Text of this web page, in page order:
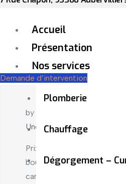
Accueil
Présentation
Nos services
Plomberie
Chauffage
Dégorgement –
Demande d’intervention
by admin
Uncategorized
Prix intervention plombier
bouchée : Besoin de
canalisation à Aubervilliers